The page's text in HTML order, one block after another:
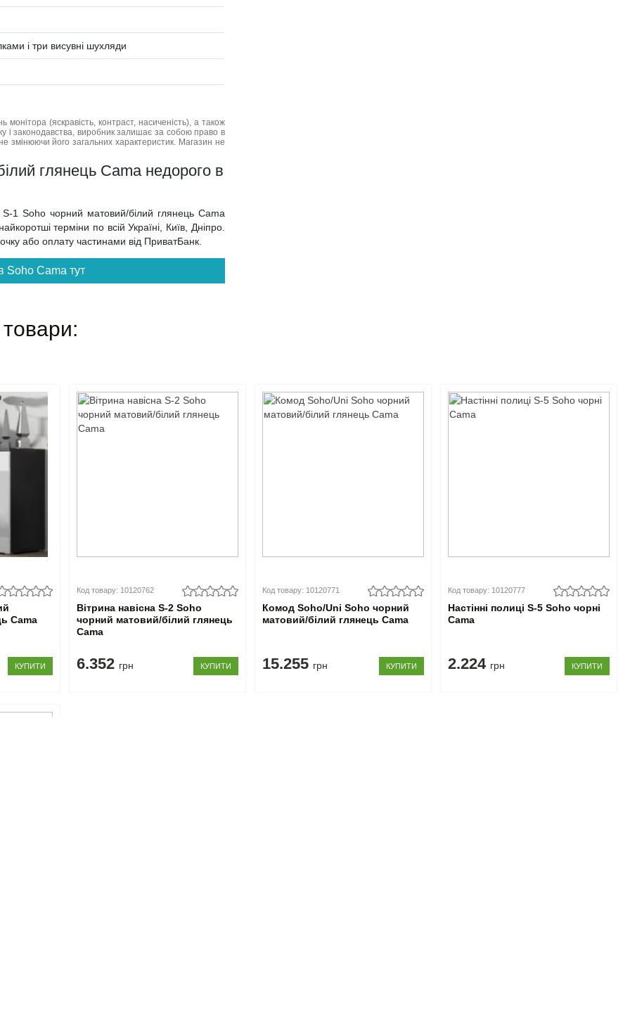
і три висувні шухляди
монітора (яскравість, контраст, насиченість), а також
і законодавства, виробник залишає за собою право в
змінюючи його загальних характеристик. Магазин не
глянець Cama недорого в
1 Soho чорний матовий/білий глянець Cama
терміни по всій Україні, Київ, Дніпро.
або оплату частинами від ПриватБанк.
Soho Cama тут
Cama
КУПИТИ
Код товару: 10120762
Вітрина навісна S-2 Soho
чорний матовий/білий глянець
Cama
6.352 грн КУПИТИ
Код товару: 10120771
Комод Soho/Uni Soho чорний
матовий/білий глянець Cama
15.255 грн КУПИТИ
Код товару: 10120777
Настінні полиці S-5 Soho чорні
Cama
2.224 грн КУПИТИ